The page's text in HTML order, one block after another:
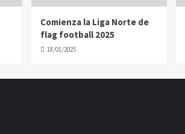
Comienza la Liga Norte de
flag football 2025
18/01/2025